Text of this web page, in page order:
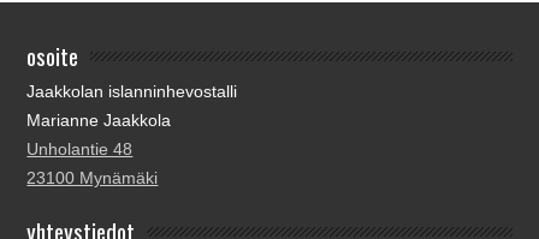
osoite
Jaakkolan islanninhevostalli
Marianne Jaakkola
Unholantie 48
23100 Mynämäki
yhteystiedot